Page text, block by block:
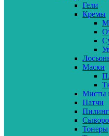
Гели
Кремы
Маски
Мисты
Патчи
Тонеры